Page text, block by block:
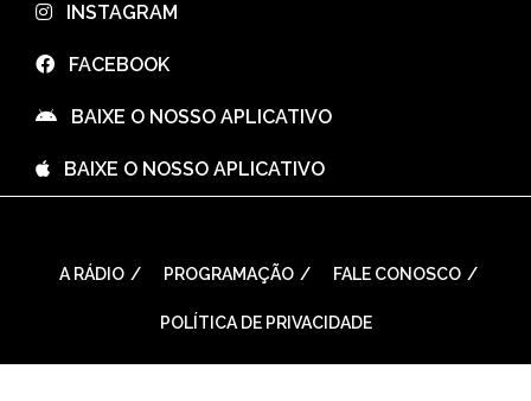
⠀INSTAGRAM
⠀FACEBOOK
⠀BAIXE O NOSSO APLICATIVO
⠀BAIXE O NOSSO APLICATIVO
A RÁDIO PROGRAMAÇÃO FALE CONOSCO
POLÍTICA DE PRIVACIDADE